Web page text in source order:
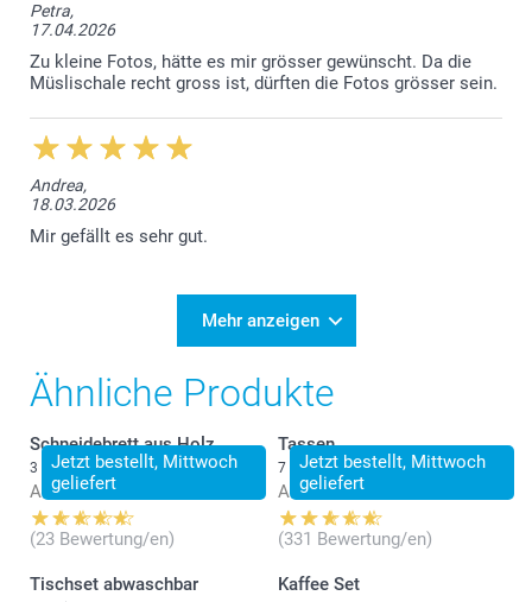
Petra,
17.04.2026
Zu kleine Fotos, hätte es mir grösser gewünscht. Da die
Müslischale recht gross ist, dürften die Fotos grösser sein.
Andrea,
18.03.2026
Mir gefällt es sehr gut.
Mehr anzeigen
Ähnliche Produkte
Jetzt bestellt, Mittwoch
geliefert
Schneidebrett aus Holz
3 Varianten
Ab 34.95
(23 Bewertung/en)
Jetzt bestellt, Mittwoch
geliefert
Tassen
7 Varianten
Ab 14.95
(331 Bewertung/en)
Tischset abwaschbar
Kaffee Set